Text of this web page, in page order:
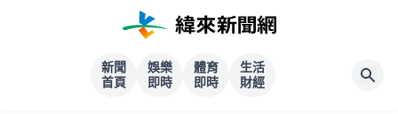
新聞
首頁
娛樂
即時
體育
即時
生活
財經